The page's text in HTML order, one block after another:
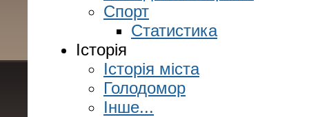
Спорт
Статистика
Історія
Історія міста
Голодомор
Інше...